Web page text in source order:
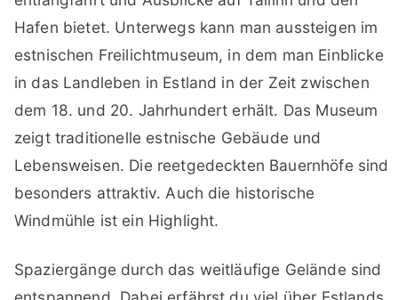
Hafen bietet. Unterwegs kann man aussteigen im
estnischen Freilichtmuseum, in dem man Einblicke
in das Landleben in Estland in der Zeit zwischen
dem 18. und 20. Jahrhundert erhält. Das Museum
zeigt traditionelle estnische Gebäude und
Lebensweisen. Die reetgedeckten Bauernhöfe sind
besonders attraktiv. Auch die historische
Windmühle ist ein Highlight.
Spaziergänge durch das weitläufige Gelände sind